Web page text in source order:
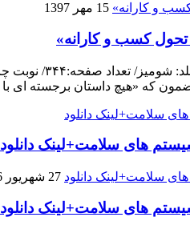
15 مهر 1397
تحول کسب و کارانه»
مضمون که «هیچ داستان برجسته
های سلامت+لینک دانلود
27 شهریور 1396
های سلامت+لینک دانلود